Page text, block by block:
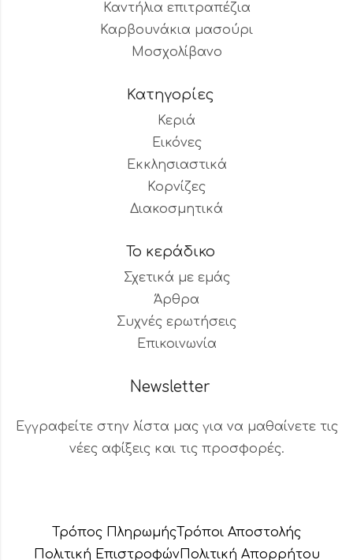
Καντήλια επιτραπέζια
Καρβουνάκια μασούρι
Μοσχολίβανο
Κατηγορίες
Κεριά
Εικόνες
Εκκλησιαστικά
Κορνίζες
Διακοσμητικά
Το κεράδικο
Σχετικά με εμάς
Άρθρα
Συχνές ερωτήσεις
Επικοινωνία
Newsletter
Εγγραφείτε στην λίστα μας για να μαθαίνετε τις
νέες αφίξεις και τις προσφορές.
Τρόπος Πληρωμής Τρόποι Αποστολής
Πολιτική ΕπιστροφώνΠολιτική Aπορρήτου